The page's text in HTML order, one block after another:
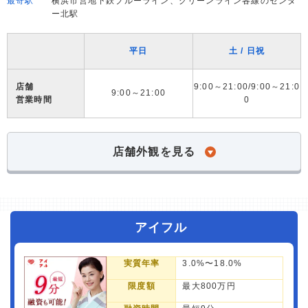
ー北駅
平日 土 / 日祝
店舗
営業時間
9:00～21:00
9:00～21:00/9:00～21:0
0
店舗外観を見る
アイフル
実質年率 3.0%〜18.0%
限度額 最大800万円